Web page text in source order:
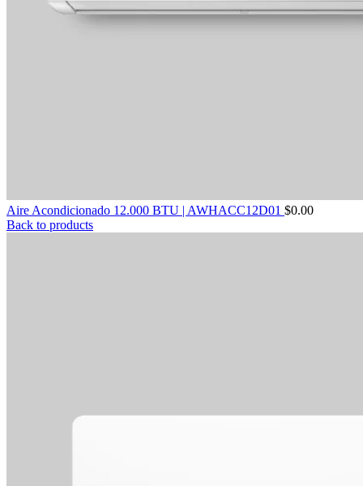
Aire Acondicionado 12.000 BTU | AWHACC12D01 $0.00
Back to products